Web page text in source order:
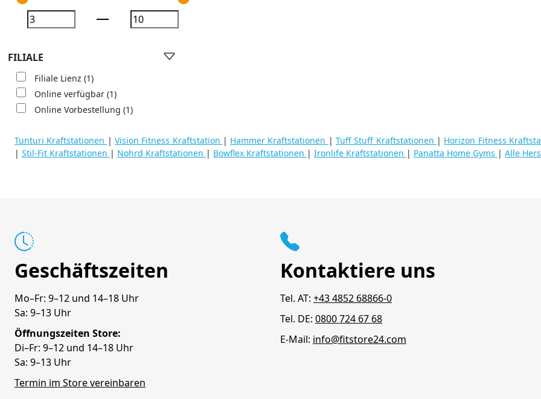
FILIALE
Filiale Lienz (1)
Online verfügbar (1)
Online Vorbestellung (1)
Tunturi Kraftstationen | Vision Fitness Kraftstation | Hammer Kraftstationen |Tuff Stuff Kraftstationen | Horizon Fitness
| Stil-Fit Kraftstationen | Nohrd Kraftstationen | Bowflex Kraftstationen | Ironlife Kraftstationen | Panatta Home Gyms | Alle
Geschäftszeiten
Mo–Fr: 9–12 und 14–18 Uhr
Sa: 9–13 Uhr
Öffnungszeiten Store:
Di–Fr: 9–12 und 14–18 Uhr
Sa: 9–13 Uhr
Termin im Store vereinbaren
Kontaktiere uns
Tel. AT: +43 4852 68866-0
Tel. DE: 0800 724 67 68
E-Mail: info@fitstore24.com